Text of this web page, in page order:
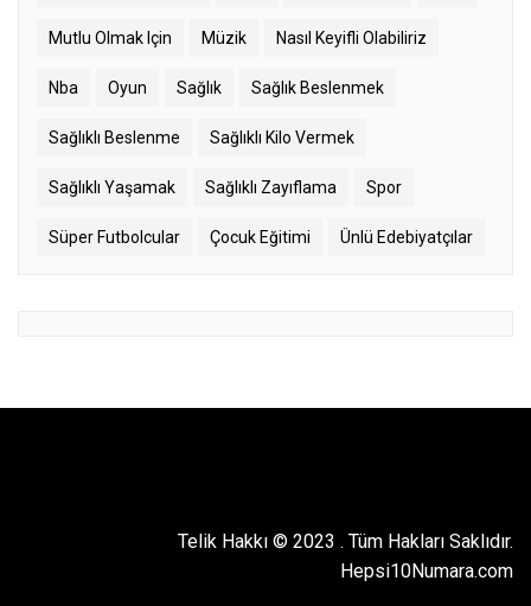
Mutlu Olmak Için Müzik Nasıl Keyifli Olabiliriz
Nba Oyun Sağlık Sağlık Beslenmek
Sağlıklı Beslenme Sağlıklı Kilo Vermek
Sağlıklı Yaşamak Sağlıklı Zayıflama Spor
Süper Futbolcular Çocuk Eğitimi Ünlü Edebiyatçılar
Telik Hakkı © 2023 . Tüm Hakları Saklıdır.
Hepsi10Numara.com